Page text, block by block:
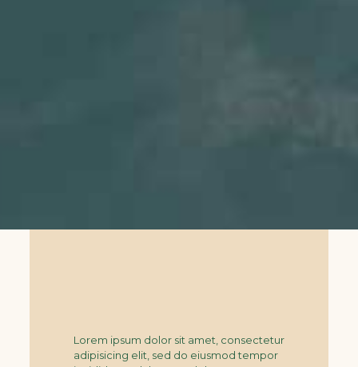
Lorem ipsum dolor sit amet, consectetur
adipisicing elit, sed do eiusmod tempor